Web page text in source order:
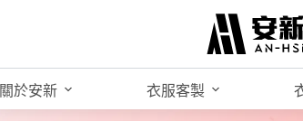
關於安新 衣服客製